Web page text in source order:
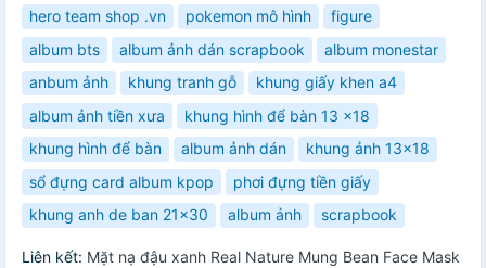
hero team shop .vn
pokemon mô hình
figure
album bts
album ảnh dán scrapbook
album monestar
anbum ảnh
khung tranh gỗ
khung giấy khen a4
album ảnh tiền xưa
khung hình để bàn 13 x18
khung hình để bàn
album ảnh dán
khung ảnh 13x18
sổ đựng card album kpop
phơi đựng tiền giấy
khung anh de ban 21x30
album ảnh scrapbook
Liên kết: Mặt nạ đậu xanh Real Nature Mung Bean Face Mask